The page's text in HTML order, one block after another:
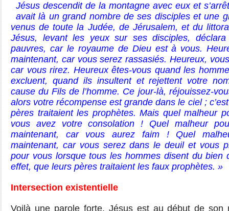
Jésus descendit de la montagne avec eux et
avait là un grand nombre de ses disciples et une
venus de toute la Judée, de Jérusalem, et du
Jésus, levant les yeux sur ses disciples,
pauvres, car le royaume de Dieu est à vous.
maintenant, car vous serez rassasiés. Heureux,
car vous rirez. Heureux êtes-vous quand les
excluent, quand ils insultent et rejettent votre
cause du Fils de l’homme. Ce jour-là, réjouissez-
alors votre récompense est grande dans le ciel ;
pères traitaient les prophètes. Mais quel malheur
vous avez votre consolation ! Quel malheur
maintenant, car vous aurez faim ! Quel
maintenant, car vous serez dans le deuil et vous
pour vous lorsque tous les hommes disent du bien
effet, que leurs pères traitaient les faux prophètes. »
Intersection existentielle
Voilà une parole forte. Jésus est au début de son